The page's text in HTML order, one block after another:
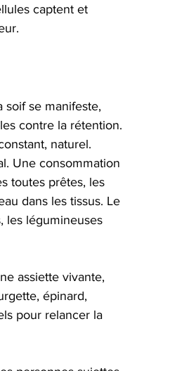
captent et
soif se manifeste,
contre la rétention.
naturel.
Une consommation
toutes prêtes, les
dans les tissus. Le
les légumineuses
assiette vivante,
épinard,
pour relancer la